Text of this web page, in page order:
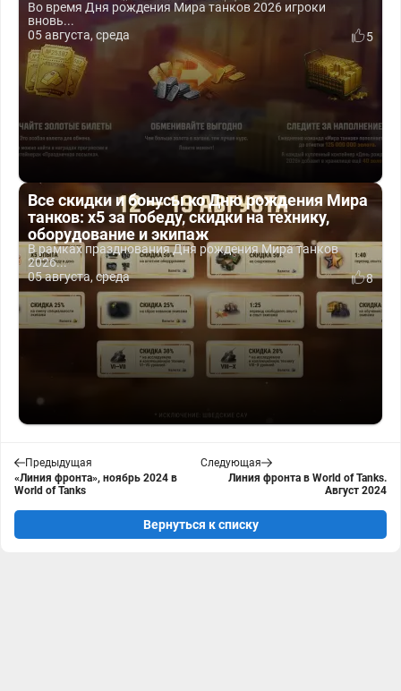
Во время Дня рождения Мира танков 2026 игроки
вновь...
05 августа, среда
5
Все скидки и бонусы ко Дню рождения Мира
танков: x5 за победу, скидки на технику,
оборудование и экипаж
В рамках празднования Дня рождения Мира танков
2026...
05 августа, среда
8
Предыдущая
«Линия фронта», ноябрь 2024 в
World of Tanks
Следующая
Линия фронта в World of Tanks.
Август 2024
Вернуться к списку